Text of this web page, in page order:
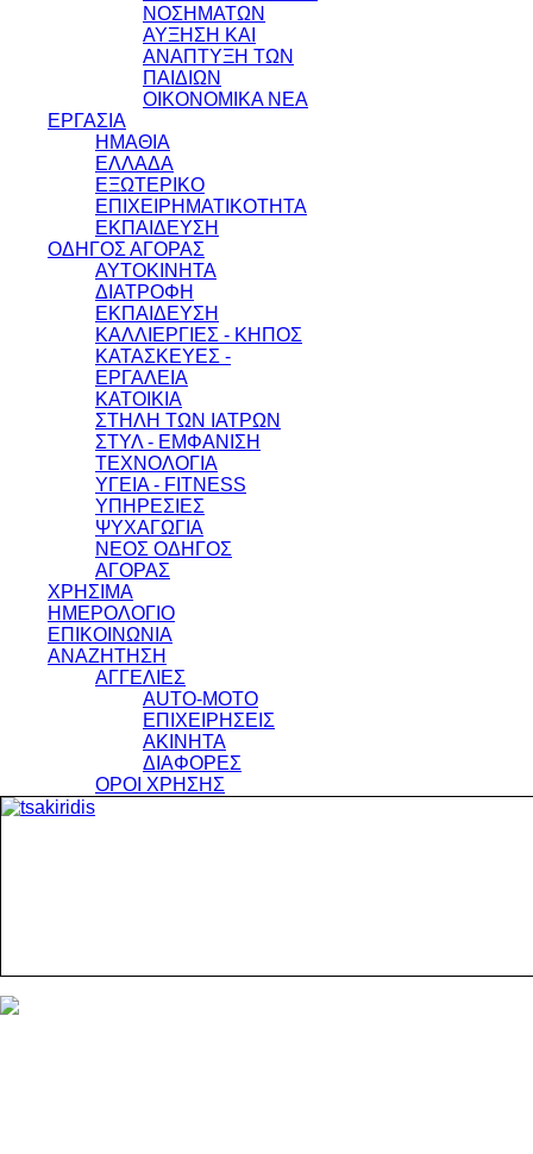
ΝΟΣΗΜΑΤΩΝ
ΑΥΞΗΣΗ ΚΑΙ
ΑΝΑΠΤΥΞΗ ΤΩΝ
ΠΑΙΔΙΩΝ
ΟΙΚΟΝΟΜΙΚΑ ΝΕΑ
ΕΡΓΑΣΙΑ
ΗΜΑΘΙΑ
ΕΛΛΑΔΑ
ΕΞΩΤΕΡΙΚΟ
ΕΠΙΧΕΙΡΗΜΑΤΙΚΟΤΗΤΑ
ΕΚΠΑΙΔΕΥΣΗ
ΟΔΗΓΟΣ ΑΓΟΡΑΣ
ΑΥΤΟΚΙΝΗΤΑ
ΔΙΑΤΡΟΦΗ
ΕΚΠΑΙΔΕΥΣΗ
ΚΑΛΛΙΕΡΓΙΕΣ - ΚΗΠΟΣ
ΚΑΤΑΣΚΕΥΕΣ -
ΕΡΓΑΛΕΙΑ
ΚΑΤΟΙΚΙΑ
ΣΤΗΛΗ ΤΩΝ ΙΑΤΡΩΝ
ΣΤΥΛ - ΕΜΦΑΝΙΣΗ
ΤΕΧΝΟΛΟΓΙΑ
ΥΓΕΙΑ - FITNESS
ΥΠΗΡΕΣΙΕΣ
ΨΥΧΑΓΩΓΙΑ
ΝΕΟΣ ΟΔΗΓΟΣ
ΑΓΟΡΑΣ
ΧΡΗΣΙΜΑ
ΗΜΕΡΟΛΟΓΙΟ
ΕΠΙΚΟΙΝΩΝΙΑ
ΑΝΑΖΗΤΗΣΗ
ΑΓΓΕΛΙΕΣ
AUTO-MOTO
ΕΠΙΧΕΙΡΗΣΕΙΣ
ΑΚΙΝΗΤΑ
ΔΙΑΦΟΡΕΣ
ΟΡΟΙ ΧΡΗΣΗΣ